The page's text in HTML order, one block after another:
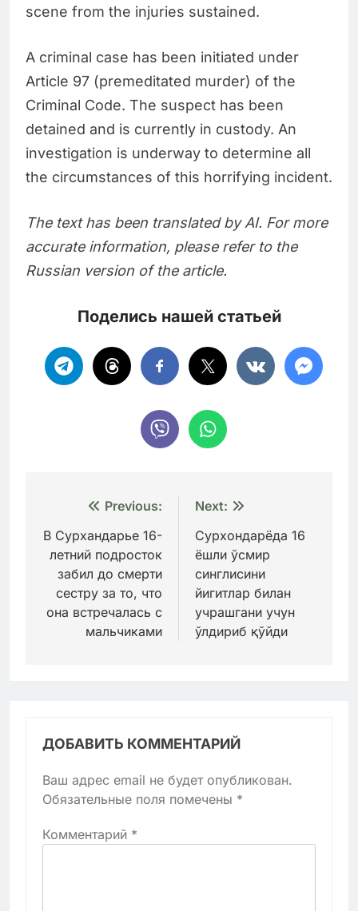
scene from the injuries sustained.
A criminal case has been initiated under
Article 97 (premeditated murder) of the
Criminal Code. The suspect has been
detained and is currently in custody. An
investigation is underway to determine all
the circumstances of this horrifying incident.
The text has been translated by AI. For more
accurate information, please refer to the
Russian version of the article.
Поделись нашей статьей
Навигация
по
записям
Previous:
В Сурхандарье 16-
летний подросток
забил до смерти
сестру за то, что
она встречалась с
мальчиками
Next:
Сурхондарёда 16
ёшли ўсмир
синглисини
йигитлар билан
учрашгани учун
ўлдириб қўйди
ДОБАВИТЬ КОММЕНТАРИЙ
Ваш адрес email не будет опубликован.
Обязательные поля помечены *
Комментарий *